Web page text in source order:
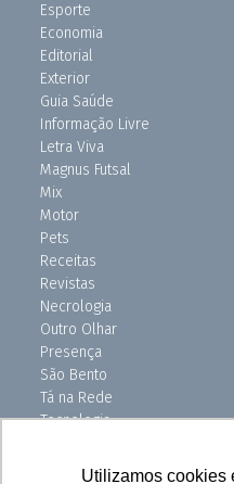
Utilizamos cookies
Esporte
Economia
Editorial
Exterior
Guia Saúde
Informação Livre
Letra Viva
Magnus Futsal
Mix
Motor
Pets
Receitas
Revistas
Necrologia
Outro Olhar
Presença
São Bento
Tá na Rede
Tecnologia
Uniso Ciência